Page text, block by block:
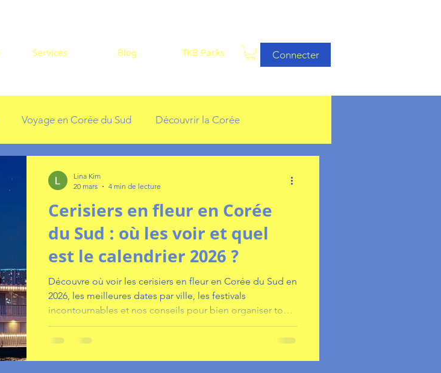
Services Blog TKB Packs Connecter
Voyage en Corée du Sud Découvrir la Corée
Cerisiers en fleur en Corée
du Sud : où les voir et quel
est le calendrier 2026 ?
Découvre où voir les cerisiers en fleur en Corée du Sud en
2026, les meilleures dates par ville, les festivals
incontournables et nos conseils pour bien organiser ton
voyage.
Lina Kim
20 mars
4 min de lecture